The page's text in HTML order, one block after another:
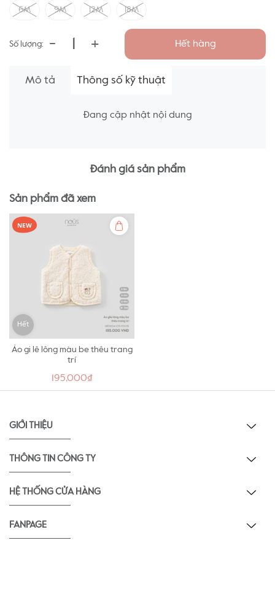
6M 9M 12M 18M
Số lượng: - + Hết hàng
Mô tả Thông số kỹ thuật
Đang cập nhật nội dung
Đánh giá sản phẩm
Sản phẩm đã xem
Hết
Áo gi lê lông màu be thêu trang
trí
195,000₫
GIỚI THIỆU
THÔNG TIN CÔNG TY
HỆ THỐNG CỬA HÀNG
FANPAGE